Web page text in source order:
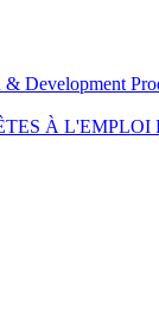
& Development
À L'EMPLOI